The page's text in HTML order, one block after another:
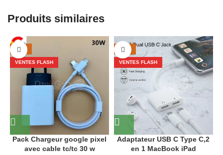
Produits similaires
-25%
VENTES FLASH
Pack Chargeur google pixel
avec cable tc/tc 30 w
-14%
VENTES FLASH
Adaptateur USB C Type C,2
en 1 MacBook iPad